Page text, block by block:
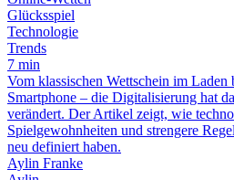
Glücksspiel
Technologie
Trends
7 min
Vom klassischen Wettschein im
Smartphone – die Digitalisierung hat
verändert. Der Artikel zeigt, wie
Spielgewohnheiten und strengere
neu definiert haben.
Aylin Franke